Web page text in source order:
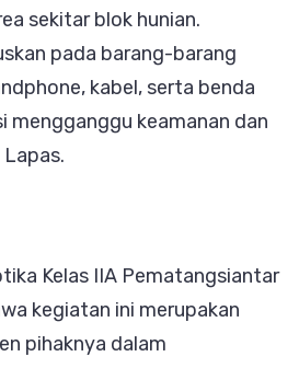
sekitar blok hunian.
pada barang-barang
kabel, serta benda
mengganggu keamanan dan
Kelas IIA Pematangsiantar
kegiatan ini merupakan
pihaknya dalam